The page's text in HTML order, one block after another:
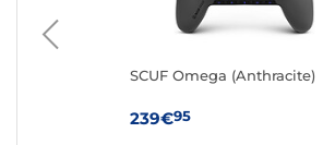
SCUF Omega (Anthracite)
239€95